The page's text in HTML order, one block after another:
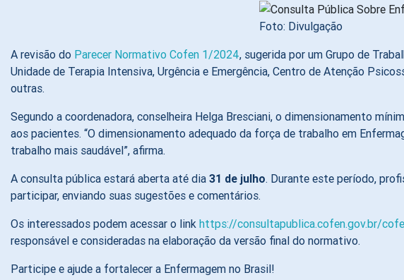
Foto: Divulgação
A revisão do Parecer Normativo Cofen 1/2024, sugerida por um Grupo de
Unidade de Terapia Intensiva, Urgência e Emergência, Centro de Atenção
outras.
Segundo a coordenadora, conselheira Helga Bresciani, o dimensionamento
aos pacientes. “O dimensionamento adequado da força de trabalho em
trabalho mais saudável”, afirma.
A consulta pública estará aberta até dia 31 de julho. Durante este período,
participar, enviando suas sugestões e comentários.
Os interessados podem acessar o link https://consultapublica.cofen.gov.br/
responsável e consideradas na elaboração da versão final do normativo.
Participe e ajude a fortalecer a Enfermagem no Brasil!